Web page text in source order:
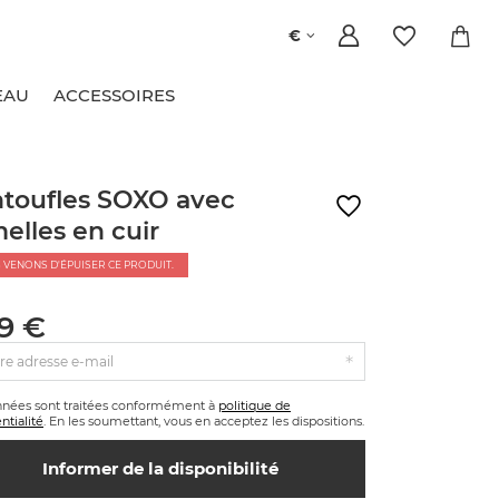
€
ACCESSOIRES
SOXO avec
en cuir
VENONS D'ÉPUISER CE PRODUIT.
€
adresse e-mail
sont traitées conformément à politique de
. En les soumettant, vous en acceptez les dispositions.
Informer de la disponibilité